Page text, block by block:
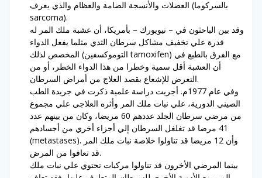
العضلات والأنسجة الضامة والعظام والذي يعرف (بالسركوما
sarcoma).
وقد بين الباحثون في – نيويورك – بأمريكا، أن عشبة ملك المر له
قدرة علي تخفيف مشاكل سرطان الثدي مثلما يفعل الدواء
المخصص لذلك (التوموكسفين tamoxifen) مع الفرق بالطبع في
أن العشبة أقل سمية وخطرا من هذا الدواء الخطر، أو من
التعرض للإشعاع بقصد العلاج من أمراض السرطان.
وفي عام 1977م. أجريت دراسة علمية ذكرت في جريدة الطب
الصيني الدورية، علي نبات ملك المر وأثره العلاجى علي مجموع
من مرضي سرطان الجلد عددهم 60 مريضا، وكان من بينهم عدد
41 مرضا قد تغلغل السرطان إلي أجزاء أخري من أجسادهم
(metastases). وأن 12 مريضا قد تناولوا خلاصة نبات ملك المر
قد تعافوا من المرض.
بينما المرضي الأخرون قد تناولوا مركبات تحتوي علي نبات ملك